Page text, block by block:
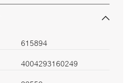
615894
4004293160249